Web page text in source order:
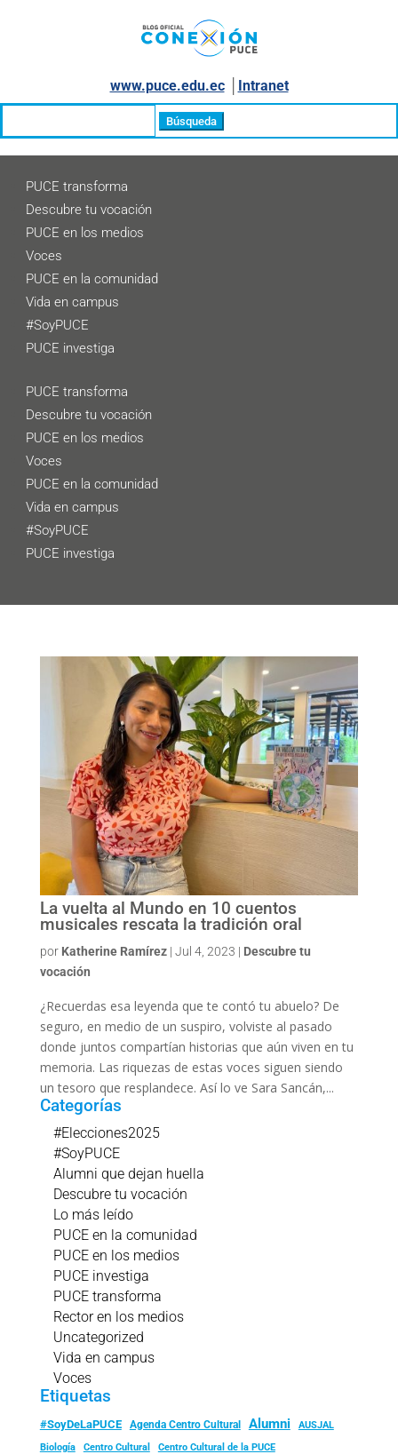
www.puce.edu.ec│ Intranet
PUCE transforma
Descubre tu vocación
PUCE en los medios
Voces
PUCE en la comunidad
Vida en campus
#SoyPUCE
PUCE investiga
PUCE transforma
Descubre tu vocación
PUCE en los medios
Voces
PUCE en la comunidad
Vida en campus
#SoyPUCE
PUCE investiga
La vuelta al Mundo en 10 cuentos
musicales rescata la tradición oral
por Katherine Ramírez| Jul 4, 2023 | Descubre tu
vocación
¿Recuerdas esa leyenda que te contó tu abuelo? De
seguro, en medio de un suspiro, volviste al pasado
donde juntos compartían historias que aún viven en tu
memoria. Las riquezas de estas voces siguen siendo
un tesoro que resplandece. Así lo ve Sara Sancán,...
Categorías
#Elecciones2025
#SoyPUCE
Alumni que dejan huella
Descubre tu vocación
Lo más leído
PUCE en la comunidad
PUCE en los medios
PUCE investiga
PUCE transforma
Rector en los medios
Uncategorized
Vida en campus
Voces
Etiquetas
#SoyDeLaPUCE Agenda Centro Cultural Alumni
AUSJAL
Biología
Centro Cultural Centro Cultural de la PUCE